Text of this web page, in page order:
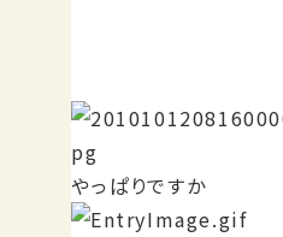
やっぱりですか